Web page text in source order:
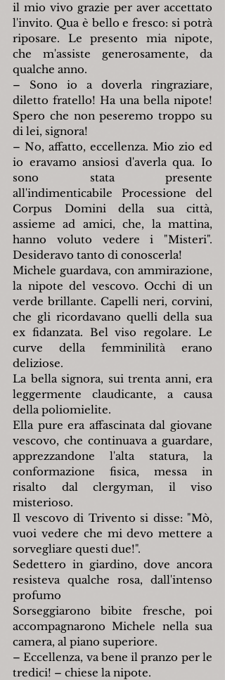
il mio vivo grazie per aver accettato
l'invito. Qua è bello e fresco: si potrà
riposare. Le presento mia nipote,
che m'assiste generosamente, da
qualche anno.
– Sono io a doverla ringraziare,
diletto fratello! Ha una bella nipote!
Spero che non peseremo troppo su
di lei, signora!
– No, affatto, eccellenza. Mio zio ed
io eravamo ansiosi d'averla qua. Io
sono stata presente
all'indimenticabile Processione del
Corpus Domini della sua città,
assieme ad amici, che, la mattina,
hanno voluto vedere i "Misteri".
Desideravo tanto di conoscerla!
Michele guardava, con ammirazione,
la nipote del vescovo. Occhi di un
verde brillante. Capelli neri, corvini,
che gli ricordavano quelli della sua
ex fidanzata. Bel viso regolare. Le
curve della femminilità erano
deliziose.
La bella signora, sui trenta anni, era
leggermente claudicante, a causa
della poliomielite.
Ella pure era affascinata dal giovane
vescovo, che continuava a guardare,
apprezzandone l'alta statura, la
conformazione fisica, messa in
risalto dal clergyman, il viso
misterioso.
Il vescovo di Trivento si disse: "Mò,
vuoi vedere che mi devo mettere a
sorvegliare questi due!".
Sedettero in giardino, dove ancora
resisteva qualche rosa, dall'intenso
profumo
Sorseggiarono bibite fresche, poi
accompagnarono Michele nella sua
camera, al piano superiore.
– Eccellenza, va bene il pranzo per le
tredici! – chiese la nipote.